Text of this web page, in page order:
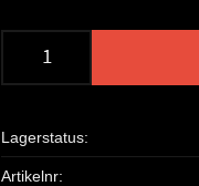
Lagerstatus
Artikelnr